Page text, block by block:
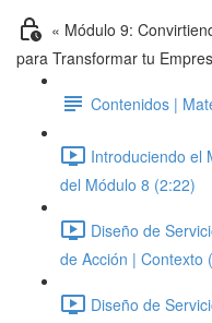
« Módulo 9:
para Transformar tu
Contenidos |
Introduciendo el
del Módulo 8 (2:22)
Diseño de
de Acción | Contexto
Diseño de